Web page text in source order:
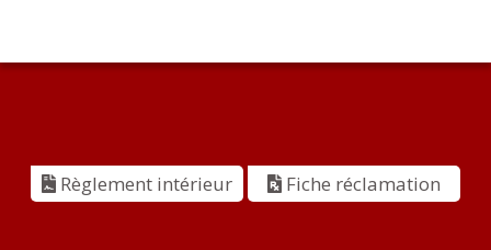
Règlement intérieur Fiche réclamation